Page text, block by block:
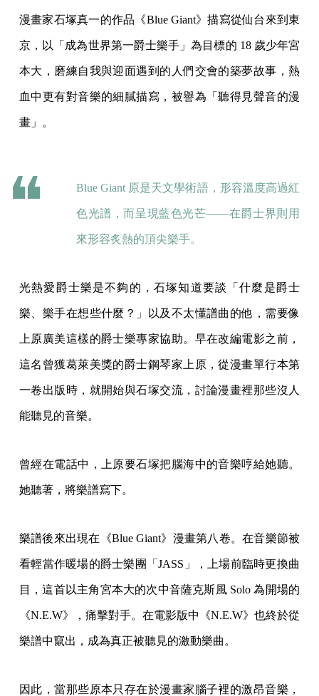
漫畫家石塚真一的作品《Blue Giant》描寫從仙台來到東
京，以「成為世界第一爵士樂手」為目標的 18 歲少年宮
本大，磨練自我與迎面遇到的人們交會的築夢故事，熱
血中更有對音樂的細膩描寫，被譽為「聽得見聲音的漫
畫」。
Blue Giant 原是天文學術語，形容溫度高過紅
色光譜，而呈現藍色光芒——在爵士界則用
來形容炙熱的頂尖樂手。
光熱愛爵士樂是不夠的，石塚知道要談「什麼是爵士
樂、樂手在想些什麼？」以及不太懂譜曲的他，需要像
上原廣美這樣的爵士樂專家協助。早在改編電影之前，
這名曾獲葛萊美獎的爵士鋼琴家上原，從漫畫單行本第
一卷出版時，就開始與石塚交流，討論漫畫裡那些沒人
能聽見的音樂。
曾經在電話中，上原要石塚把腦海中的音樂哼給她聽。
她聽著，將樂譜寫下。
樂譜後來出現在《Blue Giant》漫畫第八卷。在音樂節被
看輕當作暖場的爵士樂團「JASS」，上場前臨時更換曲
目，這首以主角宮本大的次中音薩克斯風 Solo 為開場的
《N.E.W》，痛擊對手。在電影版中《N.E.W》也終於從
樂譜中竄出，成為真正被聽見的激動樂曲。
因此，當那些原本只存在於漫畫家腦子裡的激昂音樂，